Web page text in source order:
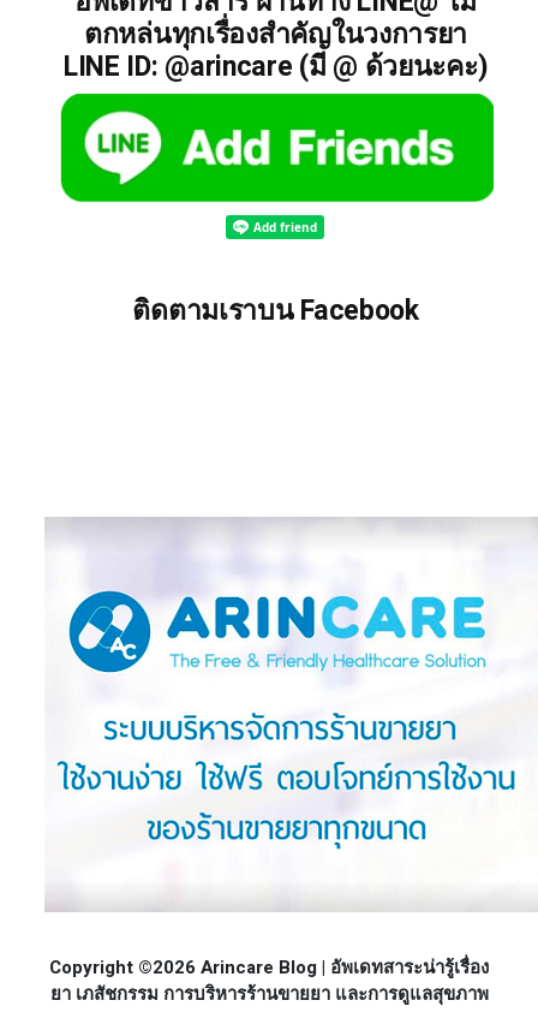
ตกหล่นทุกเรื่องสำคัญในวงการยา
LINE ID: @arincare (มี @ ด้วยนะคะ)
ติดตามเราบน Facebook
Copyright ©2026 Arincare Blog | อัพเดทสาระน่ารู้เรื่อง
ยา เภสัชกรรม การบริหารร้านขายยา และการดูแลสุขภาพ